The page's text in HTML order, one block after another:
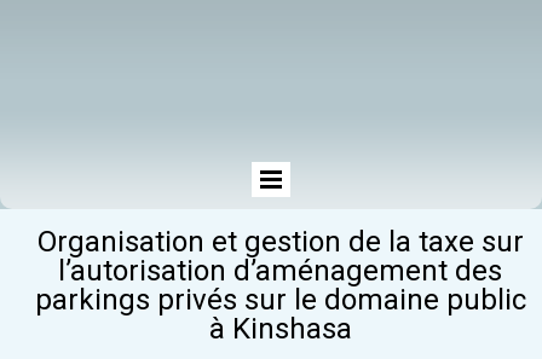
Organisation et gestion de la taxe sur
l’autorisation d’aménagement des
parkings privés sur le domaine public
à Kinshasa